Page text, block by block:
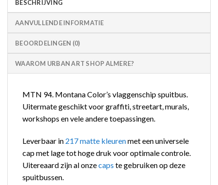
BESCHRIJVING
AANVULLENDE INFORMATIE
BEOORDELINGEN (0)
WAAROM URBAN ART SHOP ALMERE?
MTN 94. Montana Color’s vlaggenschip spuitbus.
Uitermate geschikt voor graffiti, streetart, murals,
workshops en vele andere toepassingen.
Leverbaar in 217 matte kleurenmet een universele
cap met lage tot hoge druk voor optimale controle.
Uitereaard zijn al onzecaps te gebruiken op deze
spuitbussen.